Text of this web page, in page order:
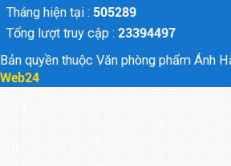
Tháng hiện tại : 505289
Tổng lượt truy cập : 23394497
Bản quyền thuộc Văn phòng phẩm Ánh
Web24